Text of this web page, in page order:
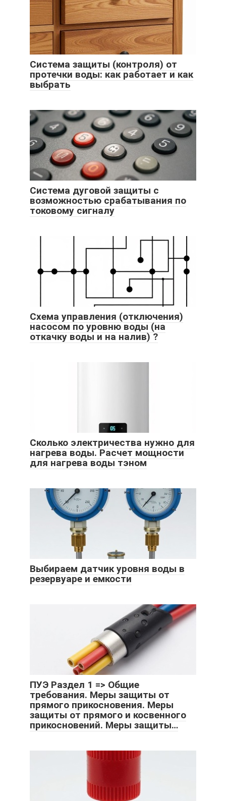
Система защиты (контроля) от
протечки воды: как работает и как
выбрать
Система дуговой защиты с
возможностью срабатывания по
токовому сигналу
Схема управления (отключения)
насосом по уровню воды (на
откачку воды и на налив) ?
Сколько электричества нужно для
нагрева воды. Расчет мощности
для нагрева воды тэном
Выбираем датчик уровня воды в
резервуаре и емкости
ПУЭ Раздел 1 => Общие
требования. Меры защиты от
прямого прикосновения. Меры
защиты от прямого и косвенного
прикосновений. Меры защиты…